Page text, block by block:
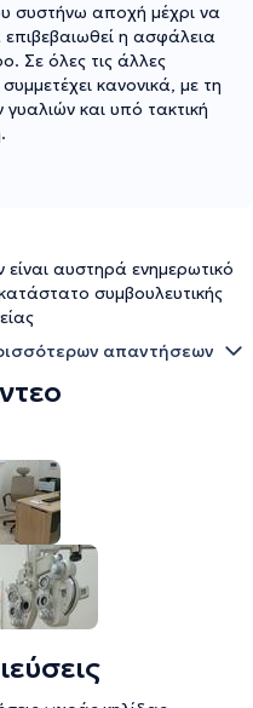
συστήνω αποχή μέχρι να
η ασφάλεια
Σε όλες τις άλλες
κανονικά, με τη
και υπό τακτική
αυστηρά ενημερωτικό
συμβουλευτικής
απαντήσεων